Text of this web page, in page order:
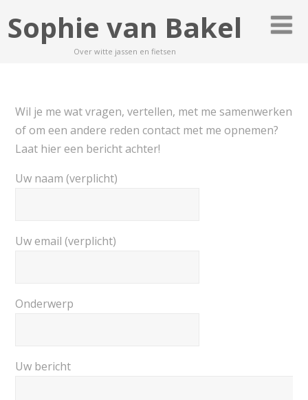
Sophie van Bakel
Over witte jassen en fietsen
Wil je me wat vragen, vertellen, met me samenwerken
of om een andere reden contact met me opnemen?
Laat hier een bericht achter!
Uw naam (verplicht)
Uw email (verplicht)
Onderwerp
Uw bericht